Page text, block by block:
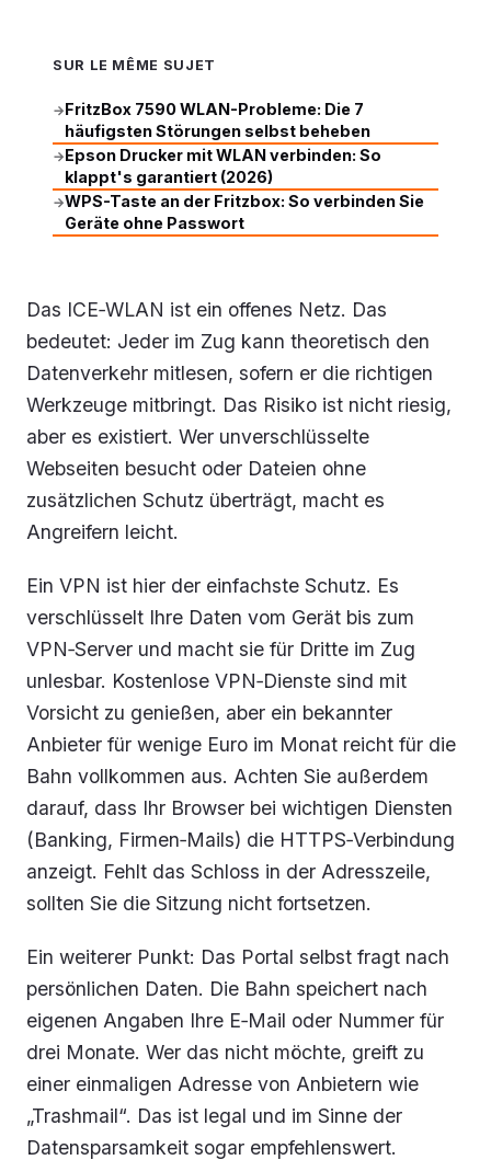
SUR LE MÊME SUJET
→FritzBox 7590 WLAN-Probleme: Die 7
häufigsten Störungen selbst beheben
→Epson Drucker mit WLAN verbinden: So
klappt's garantiert (2026)
→WPS-Taste an der Fritzbox: So verbinden Sie
Geräte ohne Passwort
Das ICE‑WLAN ist ein offenes Netz. Das
bedeutet: Jeder im Zug kann theoretisch den
Datenverkehr mitlesen, sofern er die richtigen
Werkzeuge mitbringt. Das Risiko ist nicht riesig,
aber es existiert. Wer unverschlüsselte
Webseiten besucht oder Dateien ohne
zusätzlichen Schutz überträgt, macht es
Angreifern leicht.
Ein VPN ist hier der einfachste Schutz. Es
verschlüsselt Ihre Daten vom Gerät bis zum
VPN‑Server und macht sie für Dritte im Zug
unlesbar. Kostenlose VPN‑Dienste sind mit
Vorsicht zu genießen, aber ein bekannter
Anbieter für wenige Euro im Monat reicht für die
Bahn vollkommen aus. Achten Sie außerdem
darauf, dass Ihr Browser bei wichtigen Diensten
(Banking, Firmen‑Mails) die HTTPS‑Verbindung
anzeigt. Fehlt das Schloss in der Adresszeile,
sollten Sie die Sitzung nicht fortsetzen.
Ein weiterer Punkt: Das Portal selbst fragt nach
persönlichen Daten. Die Bahn speichert nach
eigenen Angaben Ihre E‑Mail oder Nummer für
drei Monate. Wer das nicht möchte, greift zu
einer einmaligen Adresse von Anbietern wie
„Trashmail“. Das ist legal und im Sinne der
Datensparsamkeit sogar empfehlenswert.